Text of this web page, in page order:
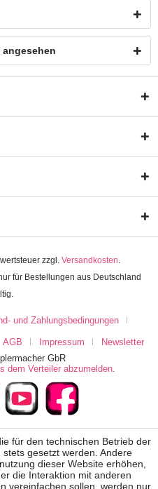
zzgl. Versandkosten.
für Bestellungen aus Deutschland
und Zahlungsbedingungen
AGB Impressum
Newsletter
GbR
dem Verteiler abzumelden.
für den technischen Betrieb der
gesetzt werden. Andere
dieser Website erhöhen,
die Interaktion mit anderen
vereinfachen sollen, werden nur